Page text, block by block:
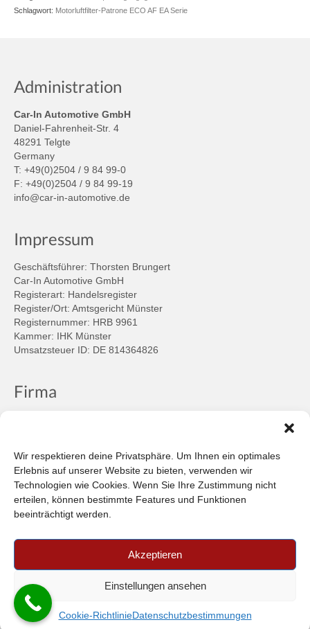
Wir respektieren deine Privatsphäre. Um Ihnen ein optimales
Erlebnis auf unserer Website zu bieten, verwenden wir
Technologien wie Cookies. Wenn Sie Ihre Zustimmung nicht
erteilen, können bestimmte Features und Funktionen
beeinträchtigt werden.
Akzeptieren
Einstellungen ansehen
Cookie-RichtlinieDatenschutzbestimmungen
Schlagwort: Motorluftfilter-Patrone ECO AF EA Serie
Administration
Car-In Automotive GmbH
Daniel-Fahrenheit-Str. 4
48291 Telgte
Germany
T: +49(0)2504 / 9 84 99-0
F: +49(0)2504 / 9 84 99-19
info@car-in-automotive.de
Impressum
Geschäftsführer: Thorsten Brungert
Car-In Automotive GmbH
Registerart: Handelsregister
Register/Ort: Amtsgericht Münster
Registernummer: HRB 9961
Kammer: IHK Münster
Umsatzsteuer ID: DE 814364826
Firma
Über uns
Informationen
Plattform der EU-Kommission zur Online-Streitbeilegung
Unsere AGB (PDF)
© 2026 Car-in Automotive GmbH